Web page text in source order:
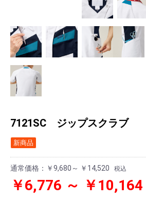
7121SC ジップスクラブ
新商品
通常価格： ￥9,680～ ￥14,520 税込
￥6,776 ～ ￥10,164